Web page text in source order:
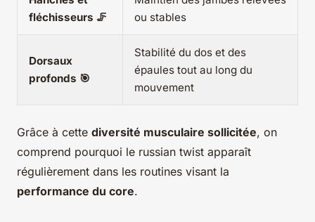
fléchisseurs 🦵
ou stables
Dorsaux
profonds 🎯
Stabilité du dos et des
épaules tout au long du
mouvement
Grâce à cette diversité musculaire sollicitée, on
comprend pourquoi le russian twist apparaît
régulièrement dans les routines visant la
performance du core.